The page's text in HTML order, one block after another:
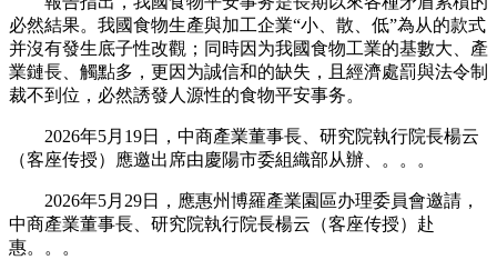
必然結果。我國食物生產與加工企業“小、散、低”為从的款式
并沒有發生底子性改觀；同時因为我國食物工業的基數大、產
業鏈長、觸點多，更因为誠信和的缺失，且經濟處罰與法令制
裁不到位，必然誘發人源性的食物平安事务。
2026年5月19日，中商產業董事長、研究院執行院長楊云
（客座传授）應邀出席由慶陽市委組織部从辦、。。。
2026年5月29日，應惠州博羅產業園區办理委員會邀請，
中商產業董事長、研究院執行院長楊云（客座传授）赴
惠。。。